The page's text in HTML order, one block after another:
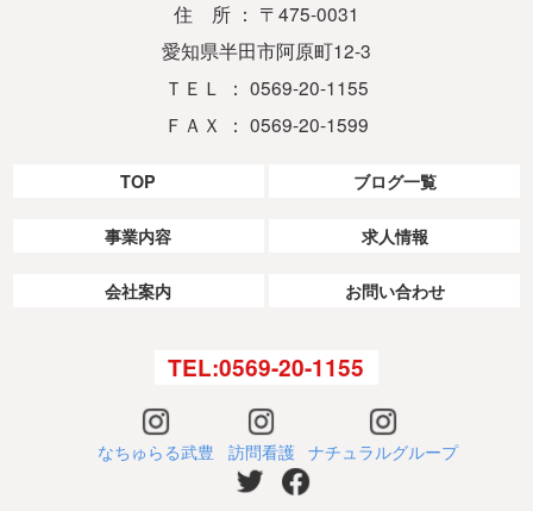
住 所 ： 〒475-0031
愛知県半田市阿原町12-3
ＴＥＬ ： 0569-20-1155
ＦＡＸ ： 0569-20-1599
TOP
事業内容
会社案内
ブログ一覧
求人情報
お問い合わせ
TEL:0569-20-1155
なちゅらる武豊 訪問看護 ナチュラルグループ